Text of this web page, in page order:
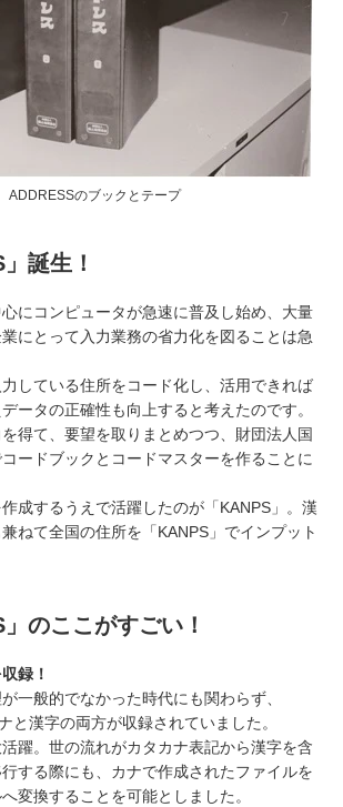
ADDRESSのブックとテープ
」誕生！
にコンピュータが急速に普及し始め、大量
にとって入力業務の省力化を図ることは急
している住所をコード化し、活用できれば
ータの正確性も向上すると考えたのです。
得て、要望を取りまとめつつ、財団法人国
ードブックとコードマスターを作ることに
成するうえで活躍したのが「KANPS」。漢
ねて全国の住所を「KANPS」でインプット
」のここがすごい！
録！
一般的でなかった時代にも関わらず、
と漢字の両方が収録されていました。
躍。世の流れがカタカナ表記から漢字を含
する際にも、カナで作成されたファイルを
変換することを可能としました。